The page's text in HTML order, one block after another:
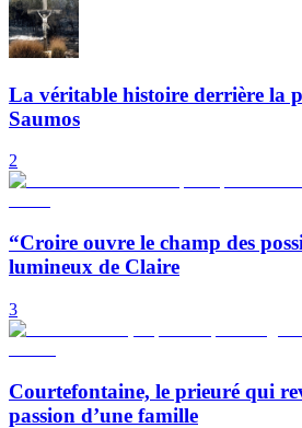
La véritable histoire derrière la
Saumos
2
“Croire ouvre le champ des
lumineux de Claire
3
Courtefontaine, le prieuré qui
passion d’une famille